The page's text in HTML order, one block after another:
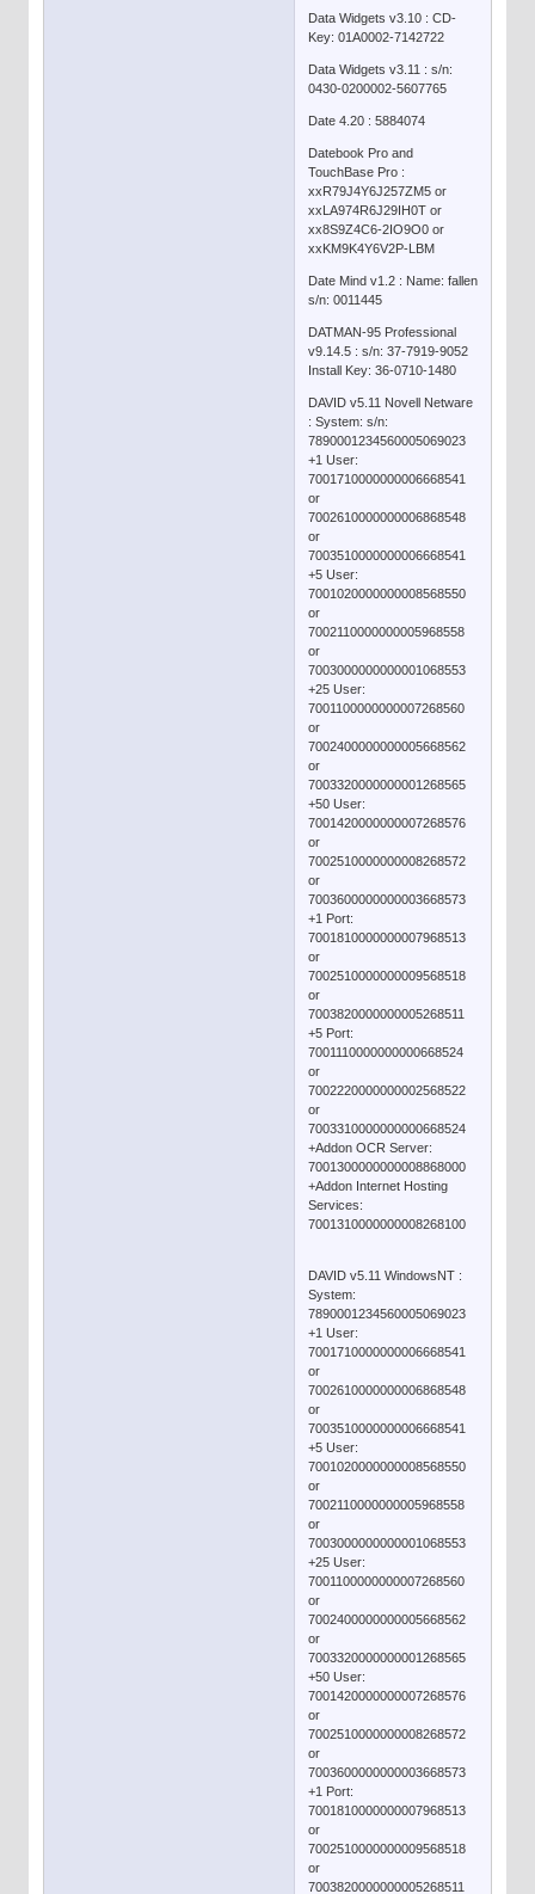
Data Widgets v3.10 : CD-
Key: 01A0002-7142722
Data Widgets v3.11 : s/n:
0430-0200002-5607765
Date 4.20 : 5884074
Datebook Pro and
TouchBase Pro :
xxR79J4Y6J257ZM5 or
xxLA974R6J29IH0T or
xx8S9Z4C6-2IO9O0 or
xxKM9K4Y6V2P-LBM
Date Mind v1.2 : Name: fallen
s/n: 0011445
DATMAN-95 Professional
v9.14.5 : s/n: 37-7919-9052
Install Key: 36-0710-1480
DAVID v5.11 Novell Netware
: System: s/n:
7890001234560005069023
+1 User:
7001710000000006668541
or
7002610000000006868548
or
7003510000000006668541
+5 User:
7001020000000008568550
or
7002110000000005968558
or
7003000000000001068553
+25 User:
7001100000000007268560
or
7002400000000005668562
or
7003320000000001268565
+50 User:
7001420000000007268576
or
7002510000000008268572
or
7003600000000003668573
+1 Port:
7001810000000007968513
or
7002510000000009568518
or
7003820000000005268511
+5 Port:
7001110000000000668524
or
7002220000000002568522
or
7003310000000000668524
+Addon OCR Server:
7001300000000008868000
+Addon Internet Hosting
Services:
7001310000000008268100
DAVID v5.11 WindowsNT :
System:
7890001234560005069023
+1 User:
7001710000000006668541
or
7002610000000006868548
or
7003510000000006668541
+5 User:
7001020000000008568550
or
7002110000000005968558
or
7003000000000001068553
+25 User:
7001100000000007268560
or
7002400000000005668562
or
7003320000000001268565
+50 User:
7001420000000007268576
or
7002510000000008268572
or
7003600000000003668573
+1 Port:
7001810000000007968513
or
7002510000000009568518
or
7003820000000005268511